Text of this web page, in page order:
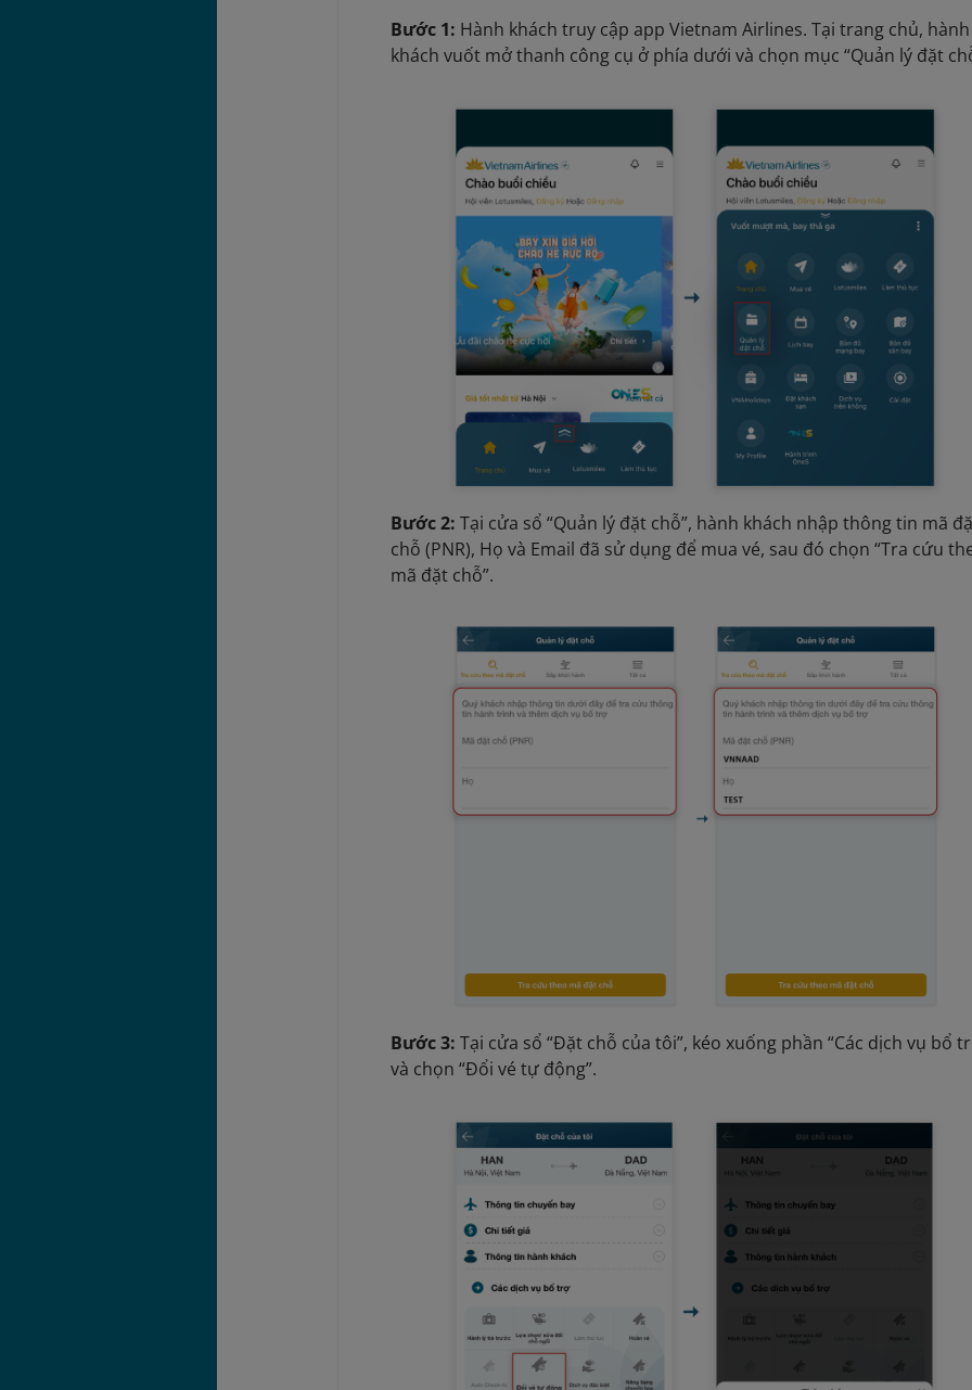
Bước 1: Hành khách truy cập app Vietnam Airlines. Tại trang chủ, hành
khách vuốt mở thanh công cụ ở phía dưới và chọn mục “Quản lý đặt
Bước 2: Tại cửa sổ “Quản lý đặt chỗ”, hành khách nhập thông tin mã
chỗ (PNR), Họ và Email đã sử dụng để mua vé, sau đó chọn “Tra cứu
mã đặt chỗ”.
Bước 3:Tại cửa sổ “Đặt chỗ của tôi”, kéo xuống phần “Các dịch vụ bổ
và chọn “Đổi vé tự động”.